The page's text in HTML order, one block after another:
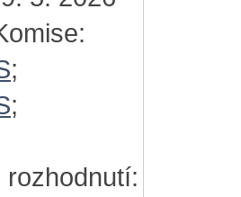
;
;